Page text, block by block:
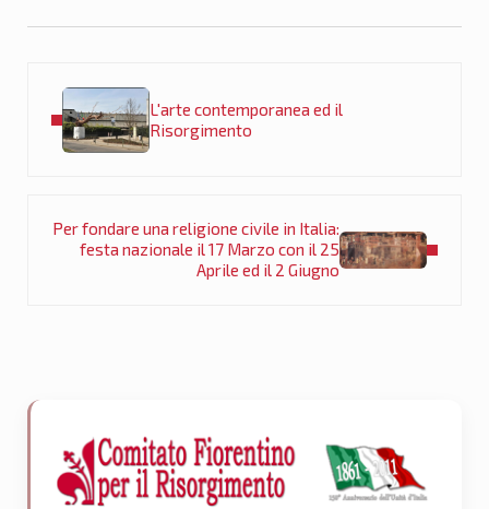
L'arte contemporanea ed il
Risorgimento
Per fondare una religione civile in Italia:
festa nazionale il 17 Marzo con il 25
Aprile ed il 2 Giugno
Sidebar